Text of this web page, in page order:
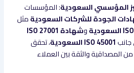
المؤسسي السعودية: المؤسسات
الجودة للشركات السعوديةمثل
و
شهادة ISO 27001
جانبISO 45001 السعودية
، تحقق
المصداقية والثقة بين العملاء